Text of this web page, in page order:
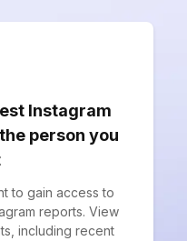
Instagram
person you
to gain access to
reports. View
including recent